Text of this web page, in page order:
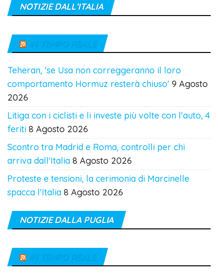
NOTIZIE DALL’ITALIA
IN TEMPO REALE
Teheran, 'se Usa non correggeranno il loro
comportamento Hormuz resterà chiuso' 9 Agosto
2026
Litiga con i ciclisti e li investe più volte con l'auto, 4
feriti 8 Agosto 2026
Scontro tra Madrid e Roma, controlli per chi
arriva dall'Italia 8 Agosto 2026
Proteste e tensioni, la cerimonia di Marcinelle
spacca l'Italia 8 Agosto 2026
NOTIZIE DALLA PUGLIA
IN TEMPO REALE